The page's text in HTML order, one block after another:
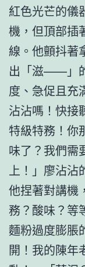
紅色光芒的儀
機，但頂部插
線。他顫抖著
出「滋——」
度、急促且充
沾沾嗎！快接
特級特務！你
味了？我們需
上！」廖沾沾
他捏著對講機
務？酸味？等
麵粉過度膨脹
開！我的陳年